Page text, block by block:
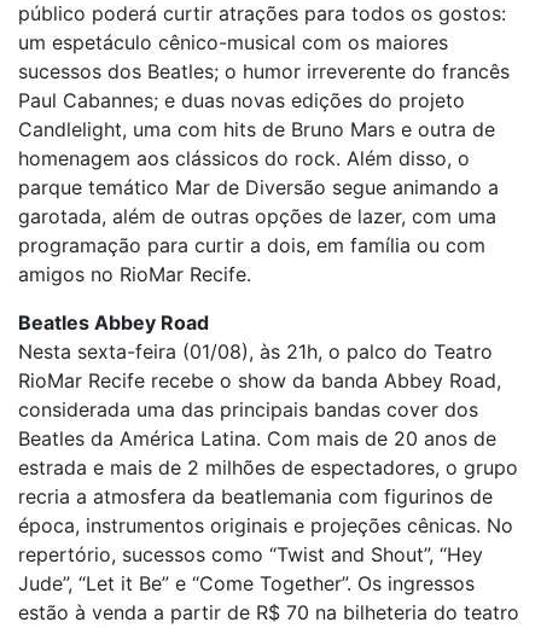
público poderá curtir atrações para todos os gostos:
um espetáculo cênico-musical com os maiores
sucessos dos Beatles; o humor irreverente do francês
Paul Cabannes; e duas novas edições do projeto
Candlelight, uma com hits de Bruno Mars e outra de
homenagem aos clássicos do rock. Além disso, o
parque temático Mar de Diversão segue animando a
garotada, além de outras opções de lazer, com uma
programação para curtir a dois, em família ou com
amigos no RioMar Recife.
Beatles Abbey Road
Nesta sexta-feira (01/08), às 21h, o palco do Teatro
RioMar Recife recebe o show da banda Abbey Road,
considerada uma das principais bandas cover dos
Beatles da América Latina. Com mais de 20 anos de
estrada e mais de 2 milhões de espectadores, o grupo
recria a atmosfera da beatlemania com figurinos de
época, instrumentos originais e projeções cênicas. No
repertório, sucessos como “Twist and Shout”, “Hey
Jude”, “Let it Be” e “Come Together”. Os ingressos
estão à venda a partir de R$ 70 na bilheteria do teatro